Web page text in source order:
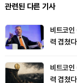
관련된 다른 기사
비트코
력 겹쳤다
비트코
력 겹쳤다